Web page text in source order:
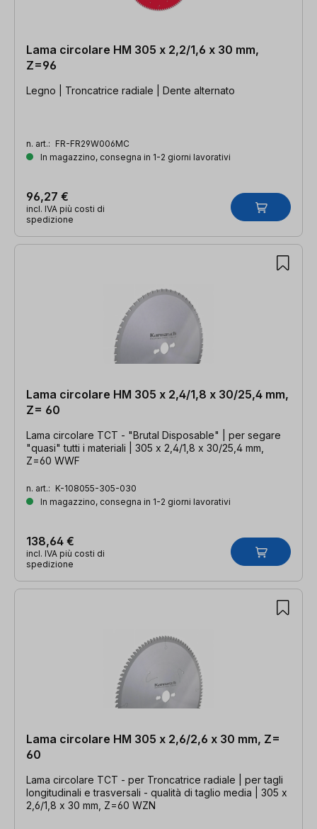
Lama circolare HM 305 x 2,2/1,6 x 30 mm,
Z=96
Legno | Troncatrice radiale | Dente alternato
n. art.: FR-FR29W006MC
In magazzino, consegna in 1-2 giorni lavorativi
96,27 €
incl. IVA più costi di
spedizione
Lama circolare HM 305 x 2,4/1,8 x 30/25,4 mm,
Z= 60
Lama circolare TCT - "Brutal Disposable" | per segare
"quasi" tutti i materiali | 305 x 2,4/1,8 x 30/25,4 mm,
Z=60 WWF
n. art.: K-108055-305-030
In magazzino, consegna in 1-2 giorni lavorativi
138,64 €
incl. IVA più costi di
spedizione
Lama circolare HM 305 x 2,6/2,6 x 30 mm, Z=
60
Lama circolare TCT - per Troncatrice radiale | per tagli
longitudinali e trasversali - qualità di taglio media | 305 x
2,6/1,8 x 30 mm, Z=60 WZN